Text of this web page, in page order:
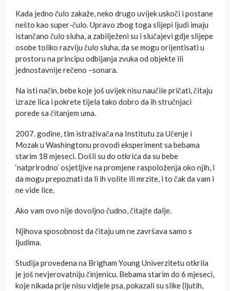
Kada jedno čulo zakaže, neko drugo uvijek uskoči i postane
nešto kao super-čulo. Upravo zbog toga slijepi ljudi imaju
istančano čulo sluha, a zabilježeni su i slučajevi gdje slijepe
osobe toliko razviju čulo sluha, da se mogu orijentisati u
prostoru na principu odbijanja zvuka od objekte ili
jednostavnije rečeno –sonara.
Na isti način, bebe koje još uvijek nisu naučile pričati, čitaju
izraze lica i pokrete tijela tako dobro da ih stručnjaci
porede sa čitanjem uma.
2007. godine, tim istraživača na Institutu za Učenje i
Mozak u Washingtonu provodi eksperiment sa bebama
starim 18 mjeseci. Došli su do otkrića da su bebe
‘natprirodno’ osjetljive na promjene raspoloženja oko njih, i
da mogu prepoznati da li ih volite ili mrzite, i to čak da vam i
ne vide lice.
Ako vam ovo nije dovoljno čudno, čitajte dalje.
Njihova sposobnost da čitaju um ne završava samo s
ljudima.
Studija provedena na Brigham Young Univerzitetu otkrila
je još nevjerovatniju činjenicu. Bebama starim do 6 mjeseci,
koje nikada prije nisu vidjele psa, pokazali su slike (ljutih,